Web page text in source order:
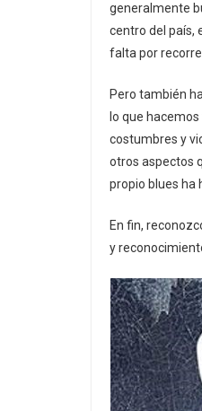
generalmente
centro del país,
falta por
Pero también
lo que
costumbres y
otros aspectos
propio blues ha
En fin,
y